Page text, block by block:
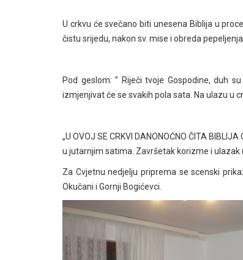
U crkvu će svečano biti unesena Biblija u
čistu srijedu, nakon sv. mise i obreda pepeljenja.
Pod geslom: ” Riječi tvoje Gospodine, duh
izmjenjivat će se svakih pola sata. Na ulazu u
„U OVOJ SE CRKVI DANONOĆNO ČITA
u jutarnjim satima. Završetak korizme i ulazak
Za Cvjetnu nedjelju priprema se scenski
Okučani i Gornji Bogićevci.